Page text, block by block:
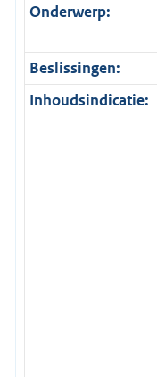
Onderwerp:
Beslissingen:
Inhoudsindicatie: